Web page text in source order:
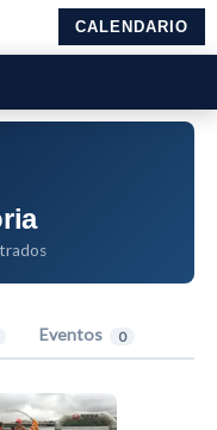
CALENDARIO
Eventos 0